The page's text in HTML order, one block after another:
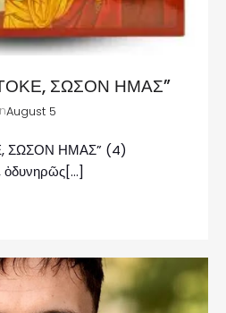
ΣΩΣΟΝ ΗΜΑΣ”
August 5
ΣΩΣΟΝ ΗΜΑΣ” (4)
ὀδυνηρῶς[…]